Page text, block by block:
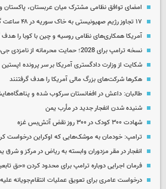
امضای توافق نظامی مشترک میان عربستان، پاکستان
۱۷ تجاوز رژیم صهیونیستی به خاک سوریه در ۴۸ ساعت گذشته
آمریکا همکاری‌های نظامی روسیه و چین با کوبا را
نسخه ترامپ برای 2028؛ حمایت محرمانه از نامزدی جی‌دی ونس
شکایت از وزارت دادگستری آمریکا بر سر پرونده اپستین
هکرها شرکت‌های بزرگ مالی آمریکا را هدف گرفتنند
طالبان: داعش در افغانستان سرکوب شده و
شنیده شدن انفجار جدید در مأرب یمن
شهادت ۳۰۰ کودک در ۳۰۰ روز نقض آتش‌بس غزه
ترامپ: خودمان به موشک‌هایی که اوکراین درخواست
انفجار در مقر مزدوران وابسته به ریاض در مرکز و شرق
فرمان اجرایی دوباره ترامپ برای محدود کردن «حق
درخواست عامری برای تعویق عملیات انتقام‌جویانه